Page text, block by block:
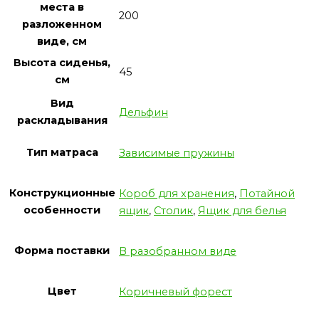
места в
разложенном
виде, см
200
Высота сиденья,
см
45
Вид
раскладывания
Дельфин
Тип матраса Зависимые пружины
Конструкционные
особенности
Короб для хранения, Потайной
ящик, Столик, Ящик для белья
Форма поставки В разобранном виде
Цвет Коричневый форест